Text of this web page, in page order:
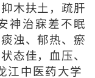
木扶土，疏肝
神治寐差不眠
浊、郁热、瘀
态佳，血压、
江中医药大学